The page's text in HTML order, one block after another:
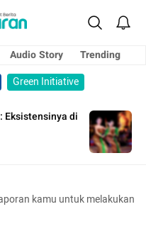
Audio Story
Trending
Green Initiative
Eksistensinya di
kamu untuk melakukan